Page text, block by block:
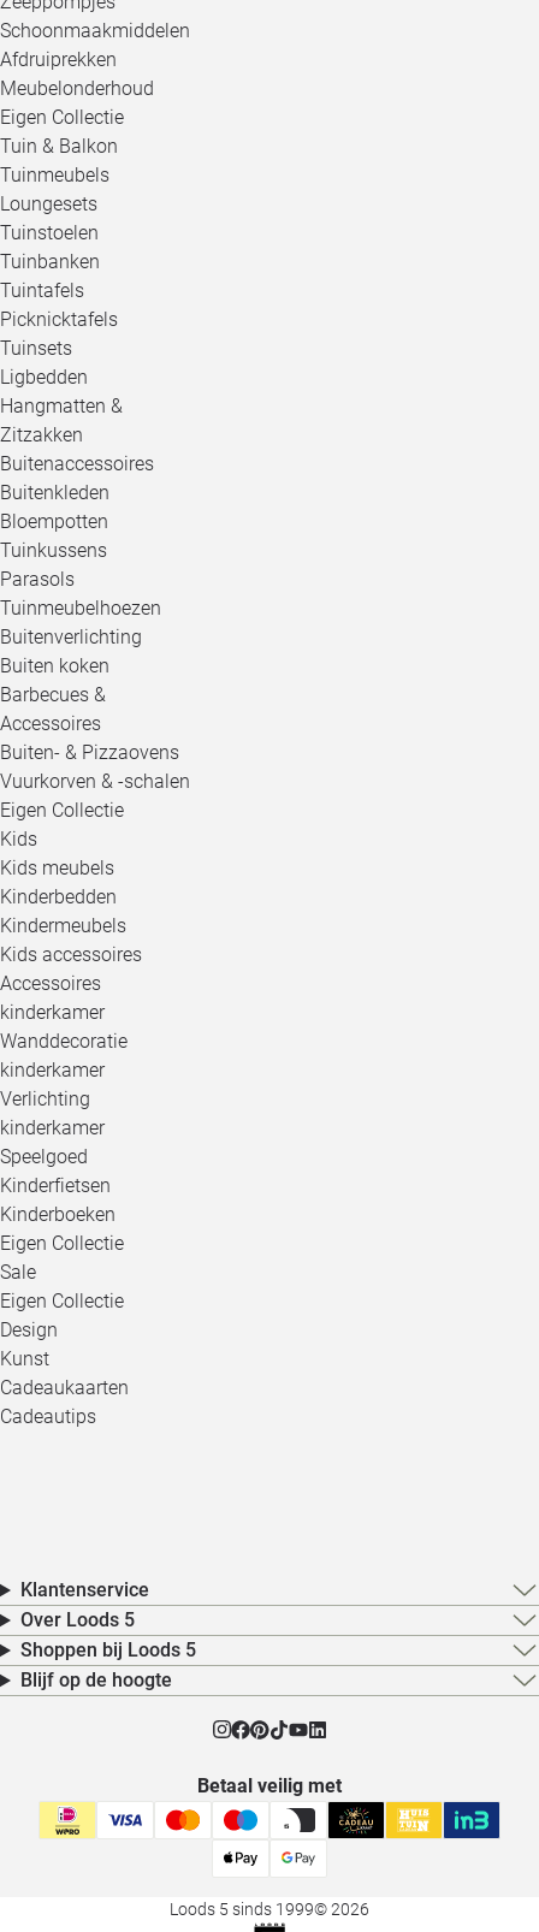
Schoonmaakmiddelen
Afdruiprekken
Meubelonderhoud
Eigen Collectie
Tuin & Balkon
Tuinmeubels
Loungesets
Tuinstoelen
Tuinbanken
Tuintafels
Picknicktafels
Tuinsets
Ligbedden
Hangmatten &
Zitzakken
Buitenaccessoires
Buitenkleden
Bloempotten
Tuinkussens
Parasols
Tuinmeubelhoezen
Buitenverlichting
Buiten koken
Barbecues &
Accessoires
Buiten- & Pizzaovens
Vuurkorven & -schalen
Eigen Collectie
Kids
Kids meubels
Kinderbedden
Kindermeubels
Kids accessoires
Accessoires
kinderkamer
Wanddecoratie
kinderkamer
Verlichting
kinderkamer
Speelgoed
Kinderfietsen
Kinderboeken
Eigen Collectie
Sale
Eigen Collectie
Design
Kunst
Cadeaukaarten
Cadeautips
Klantenservice
Over Loods 5
Shoppen bij Loods 5
Blijf op de hoogte
Betaal veilig met
Loods 5 sinds 1999© 2026